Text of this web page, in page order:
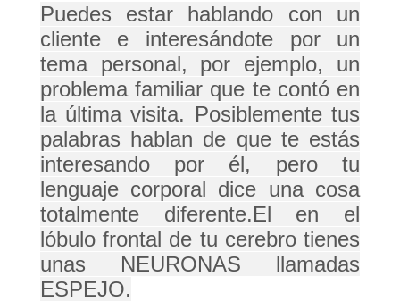
Puedes estar hablando con un
cliente e interesándote por un
tema personal, por ejemplo, un
problema familiar que te contó en
la última visita. Posiblemente tus
palabras hablan de que te estás
interesando por él, pero tu
lenguaje corporal dice una cosa
totalmente diferente.El en el
lóbulo frontal de tu cerebro tienes
unas NEURONAS llamadas
ESPEJO.